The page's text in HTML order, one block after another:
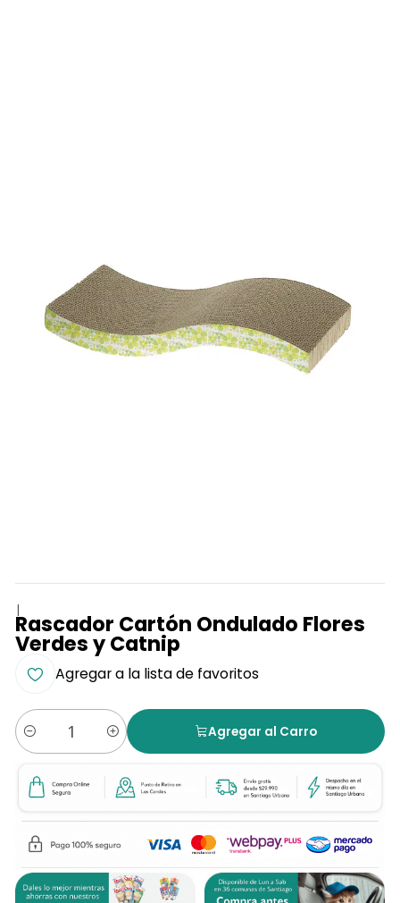
|
Rascador Cartón Ondulado Flores
Verdes y Catnip
Agregar a la lista de favoritos
Cantidad
Agregar al Carro